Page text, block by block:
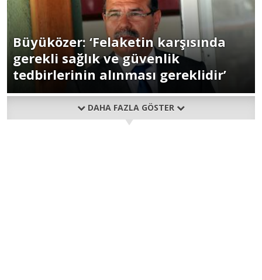
Büyüközer: ‘Felaketin karşısında
gerekli sağlık ve güvenlik
tedbirlerinin alınması gereklidir’
DAHA FAZLA GÖSTER